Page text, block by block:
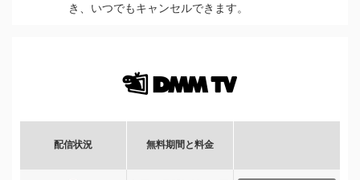
き、いつでもキャンセルできます。
配信状況 無料期間と料金